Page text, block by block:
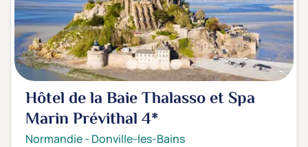
Hôtel de la Baie Thalasso et Spa
Marin Prévithal4*
Normandie- Donville-les-Bains